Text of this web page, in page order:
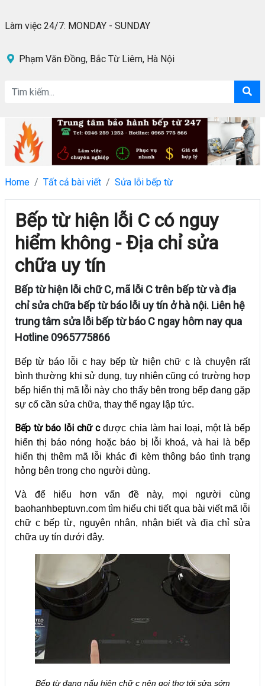
Làm việc 24/7: MONDAY - SUNDAY
Phạm Văn Đồng, Bắc Từ Liêm, Hà Nội
Home Tất cả bài viết Sửa lỗi bếp từ
Bếp từ hiện lỗi C có nguy
hiểm không - Địa chỉ sửa
chữa uy tín
Bếp từ hiện lỗi chữ C, mã lỗi C trên bếp từ và địa
chỉ sửa chữa bếp từ báo lỗi uy tín ở hà nội. Liên hệ
trung tâm sửa lỗi bếp từ báo C ngay hôm nay qua
Hotline 0965775866
Bếp từ báo lỗi c hay bếp từ hiện chữ c là chuyện rất
bình thường khi sử dụng, tuy nhiên cũng có trường hợp
bếp hiển thị mã lỗi này cho thấy bên trong bếp đang gặp
sự cố cần sửa chữa, thay thế ngay lập tức.
Bếp từ báo lỗi chữ cđược chia làm hai loại, một là bếp
hiển thị báo nóng hoặc báo bị lỗi khoá, và hai là bếp
hiển thị thêm mã lỗi khác đi kèm thông báo tình trạng
hỏng bên trong cho người dùng.
Và để hiểu hơn vấn đề này, mọi người cùng
baohanhbeptuvn.com tìm hiểu chi tiết qua bài viết mã lỗi
chữ c bếp từ, nguyên nhân, nhận biết và địa chỉ sửa
chữa uy tín dưới đây.
Bếp từ đang nấu hiện chữ c nên gọi thợ tới sửa sớm